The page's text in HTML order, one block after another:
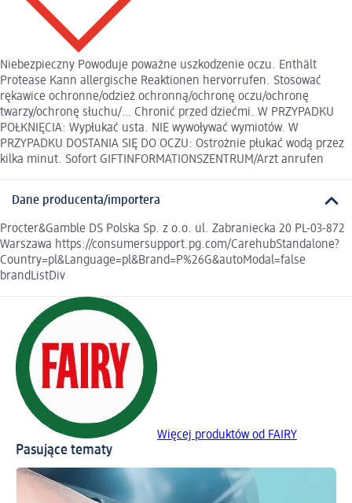
Niebezpieczny Powoduje poważne uszkodzenie oczu. Enthält
Protease Kann allergische Reaktionen hervorrufen. Stosować
rękawice ochronne/odzież ochronną/ochronę oczu/ochronę
twarzy/ochronę słuchu/… Chronić przed dziećmi. W PRZYPADKU
POŁKNIĘCIA: Wypłukać usta. NIE wywoływać wymiotów. W
PRZYPADKU DOSTANIA SIĘ DO OCZU: Ostrożnie płukać wodą przez
kilka minut. Sofort GIFTINFORMATIONSZENTRUM/Arzt anrufen
Dane producenta/importera
Procter&Gamble DS Polska Sp. z o.o. ul. Zabraniecka 20 PL-03-872
Warszawa https://consumersupport.pg.com/CarehubStandalone?
Country=pl&Language=pl&Brand=P%26G&autoModal=false
brandListDiv
Więcej produktów od FAIRY
Pasujące tematy